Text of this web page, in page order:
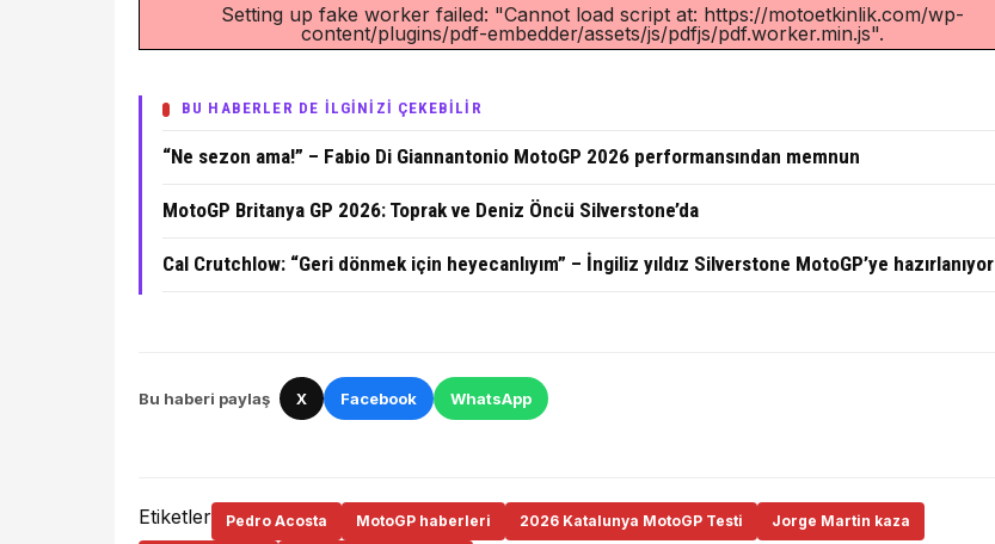
Setting up fake worker failed: "Cannot load script at: https://motoetkinlik.com/wp-
content/plugins/pdf-embedder/assets/js/pdfjs/pdf.worker.min.js".
BU HABERLER DE İLGİNİZİ ÇEKEBİLİR
“Ne sezon ama!” – Fabio Di Giannantonio MotoGP 2026 performansından memnun
MotoGP Britanya GP 2026: Toprak ve Deniz Öncü Silverstone’da
Cal Crutchlow: “Geri dönmek için heyecanlıyım” – İngiliz yıldız Silverstone MotoGP’ye hazırlanıyor
Bu haberi paylaş X Facebook WhatsApp
Etiketler Pedro Acosta MotoGP haberleri 2026 Katalunya MotoGP Testi Jorge Martin kaza